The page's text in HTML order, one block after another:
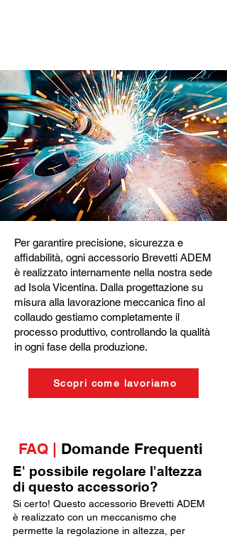
Per garantire precisione, sicurezza e
affidabilità, ogni accessorio Brevetti ADEM
è realizzato internamente nella nostra sede
ad Isola Vicentina. Dalla progettazione su
misura alla lavorazione meccanica fino al
collaudo gestiamo completamente il
processo produttivo, controllando la qualità
in ogni fase della produzione.
Scopri come lavoriamo
FAQ | Domande Frequenti
E' possibile regolare l'altezza
di questo accessorio?
Si certo! Questo accessorio Brevetti ADEM
è realizzato con un meccanismo che
permette la regolazione in altezza, per